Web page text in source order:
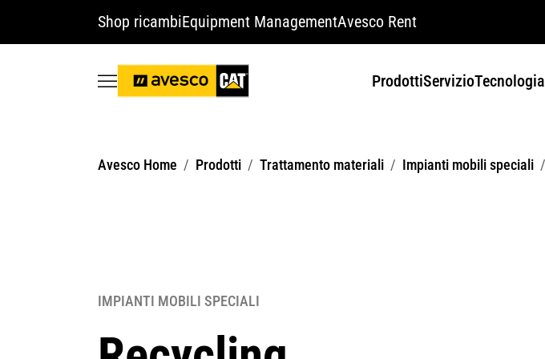
Shop ricambiEquipment ManagementAvesco Rent
ProdottiServizioTecnologia
Avesco Home Prodotti Trattamento materiali Impianti mobili speciali
IMPIANTI MOBILI SPECIALI